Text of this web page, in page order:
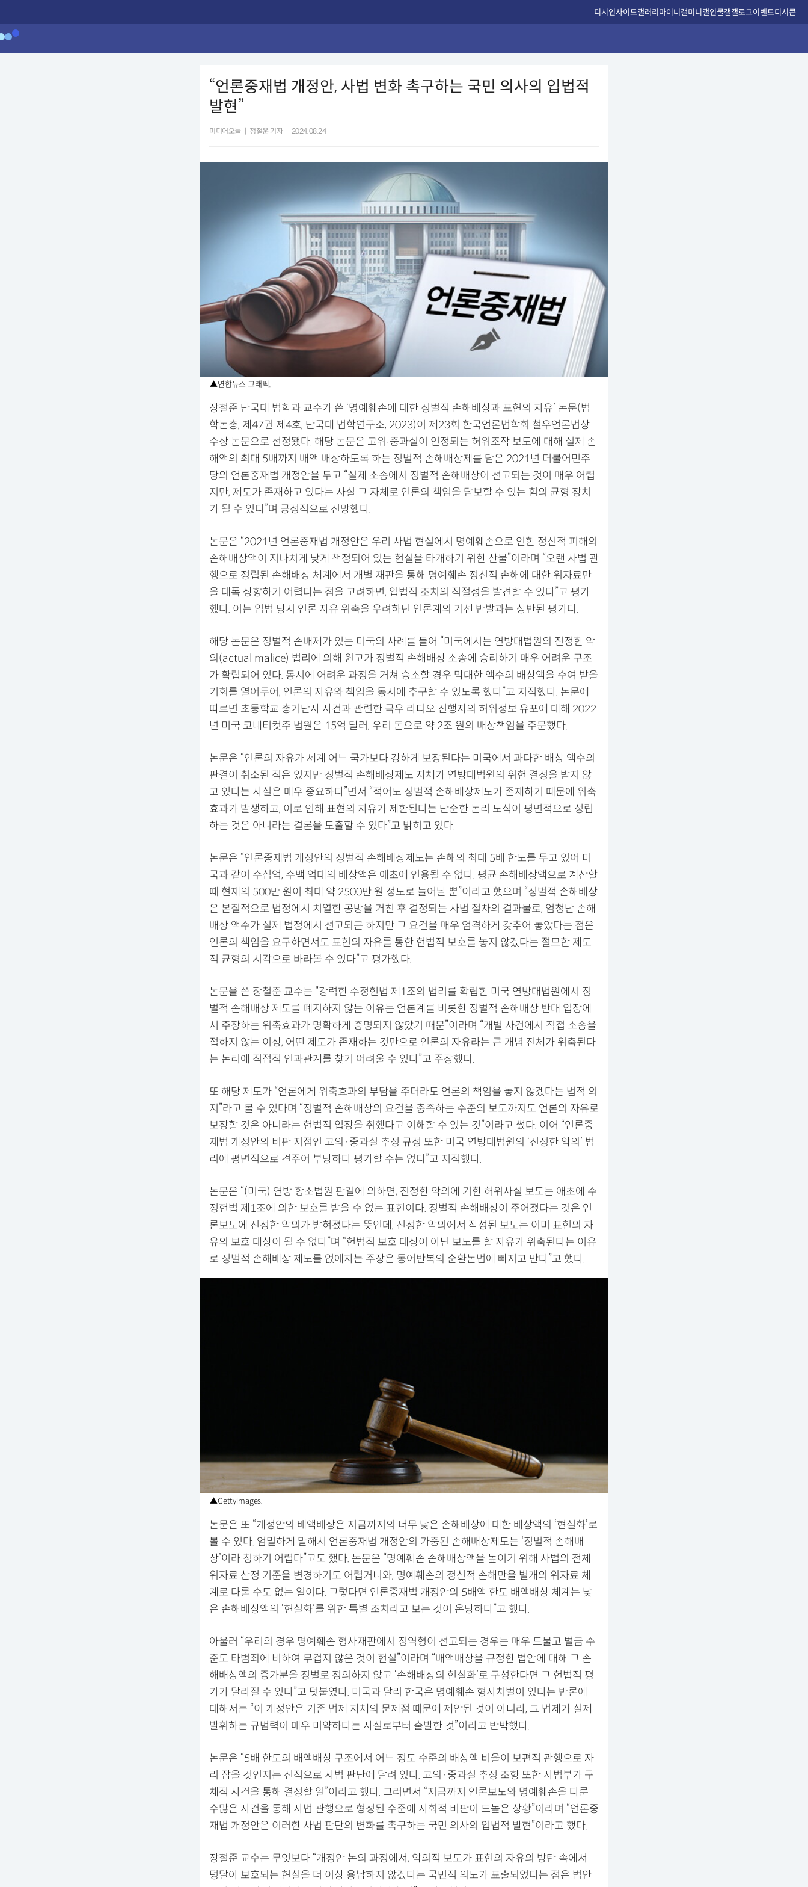
디시인사이드갤러리마이너갤미니갤인물갤갤로그이벤트디시콘
“언론중재법 개정안, 사법 변화 촉구하는 국민 의사의 입법적
발현”
미디어오늘 정철운 기자 2024.08.24
▲연합뉴스 그래픽.
장철준 단국대 법학과 교수가 쓴 ‘명예훼손에 대한 징벌적 손해배상과 표현의 자유’ 논문(법
학논총, 제47권 제4호, 단국대 법학연구소, 2023)이 제23회 한국언론법학회 철우언론법상
수상 논문으로 선정됐다. 해당 논문은 고위‧중과실이 인정되는 허위조작 보도에 대해 실제 손
해액의 최대 5배까지 배액 배상하도록 하는 징벌적 손해배상제를 담은 2021년 더불어민주
당의 언론중재법 개정안을 두고 “실제 소송에서 징벌적 손해배상이 선고되는 것이 매우 어렵
지만, 제도가 존재하고 있다는 사실 그 자체로 언론의 책임을 담보할 수 있는 힘의 균형 장치
가 될 수 있다”며 긍정적으로 전망했다.
논문은 “2021년 언론중재법 개정안은 우리 사법 현실에서 명예훼손으로 인한 정신적 피해의
손해배상액이 지나치게 낮게 책정되어 있는 현실을 타개하기 위한 산물”이라며 “오랜 사법 관
행으로 정립된 손해배상 체계에서 개별 재판을 통해 명예훼손 정신적 손해에 대한 위자료만
을 대폭 상향하기 어렵다는 점을 고려하면, 입법적 조치의 적절성을 발견할 수 있다”고 평가
했다. 이는 입법 당시 언론 자유 위축을 우려하던 언론계의 거센 반발과는 상반된 평가다.
해당 논문은 징벌적 손배제가 있는 미국의 사례를 들어 “미국에서는 연방대법원의 진정한 악
의(actual malice) 법리에 의해 원고가 징벌적 손해배상 소송에 승리하기 매우 어려운 구조
가 확립되어 있다. 동시에 어려운 과정을 거쳐 승소할 경우 막대한 액수의 배상액을 수여 받을
기회를 열어두어, 언론의 자유와 책임을 동시에 추구할 수 있도록 했다”고 지적했다. 논문에
따르면 초등학교 총기난사 사건과 관련한 극우 라디오 진행자의 허위정보 유포에 대해 2022
년 미국 코네티컷주 법원은 15억 달러, 우리 돈으로 약 2조 원의 배상책임을 주문했다.
논문은 “언론의 자유가 세계 어느 국가보다 강하게 보장된다는 미국에서 과다한 배상 액수의
판결이 취소된 적은 있지만 징벌적 손해배상제도 자체가 연방대법원의 위헌 결정을 받지 않
고 있다는 사실은 매우 중요하다”면서 “적어도 징벌적 손해배상제도가 존재하기 때문에 위축
효과가 발생하고, 이로 인해 표현의 자유가 제한된다는 단순한 논리 도식이 평면적으로 성립
하는 것은 아니라는 결론을 도출할 수 있다”고 밝히고 있다.
논문은 “언론중재법 개정안의 징벌적 손해배상제도는 손해의 최대 5배 한도를 두고 있어 미
국과 같이 수십억, 수백 억대의 배상액은 애초에 인용될 수 없다. 평균 손해배상액으로 계산할
때 현재의 500만 원이 최대 약 2500만 원 정도로 늘어날 뿐”이라고 했으며 “징벌적 손해배상
은 본질적으로 법정에서 치열한 공방을 거친 후 결정되는 사법 절차의 결과물로, 엄청난 손해
배상 액수가 실제 법정에서 선고되곤 하지만 그 요건을 매우 엄격하게 갖추어 놓았다는 점은
언론의 책임을 요구하면서도 표현의 자유를 통한 헌법적 보호를 놓지 않겠다는 절묘한 제도
적 균형의 시각으로 바라볼 수 있다”고 평가했다.
논문을 쓴 장철준 교수는 “강력한 수정헌법 제1조의 법리를 확립한 미국 연방대법원에서 징
벌적 손해배상 제도를 폐지하지 않는 이유는 언론계를 비롯한 징벌적 손해배상 반대 입장에
서 주장하는 위축효과가 명확하게 증명되지 않았기 때문”이라며 “개별 사건에서 직접 소송을
접하지 않는 이상, 어떤 제도가 존재하는 것만으로 언론의 자유라는 큰 개념 전체가 위축된다
는 논리에 직접적 인과관계를 찾기 어려울 수 있다”고 주장했다.
또 해당 제도가 “언론에게 위축효과의 부담을 주더라도 언론의 책임을 놓지 않겠다는 법적 의
지”라고 볼 수 있다며 “징벌적 손해배상의 요건을 충족하는 수준의 보도까지도 언론의 자유로
보장할 것은 아니라는 헌법적 입장을 취했다고 이해할 수 있는 것”이라고 썼다. 이어 “언론중
재법 개정안의 비판 지점인 고의·중과실 추정 규정 또한 미국 연방대법원의 ‘진정한 악의’ 법
리에 평면적으로 견주어 부당하다 평가할 수는 없다”고 지적했다.
논문은 “(미국) 연방 항소법원 판결에 의하면, 진정한 악의에 기한 허위사실 보도는 애초에 수
정헌법 제1조에 의한 보호를 받을 수 없는 표현이다. 징벌적 손해배상이 주어졌다는 것은 언
론보도에 진정한 악의가 밝혀졌다는 뜻인데, 진정한 악의에서 작성된 보도는 이미 표현의 자
유의 보호 대상이 될 수 없다”며 “헌법적 보호 대상이 아닌 보도를 할 자유가 위축된다는 이유
로 징벌적 손해배상 제도를 없애자는 주장은 동어반복의 순환논법에 빠지고 만다”고 했다.
▲Gettyimages.
논문은 또 “개정안의 배액배상은 지금까지의 너무 낮은 손해배상에 대한 배상액의 ‘현실화’로
볼 수 있다. 엄밀하게 말해서 언론중재법 개정안의 가중된 손해배상제도는 ‘징벌적 손해배
상’이라 칭하기 어렵다”고도 했다. 논문은 “명예훼손 손해배상액을 높이기 위해 사법의 전체
위자료 산정 기준을 변경하기도 어렵거니와, 명예훼손의 정신적 손해만을 별개의 위자료 체
계로 다룰 수도 없는 일이다. 그렇다면 언론중재법 개정안의 5배액 한도 배액배상 체계는 낮
은 손해배상액의 ‘현실화’를 위한 특별 조치라고 보는 것이 온당하다”고 했다.
아울러 “우리의 경우 명예훼손 형사재판에서 징역형이 선고되는 경우는 매우 드물고 벌금 수
준도 타범죄에 비하여 무겁지 않은 것이 현실”이라며 “배액배상을 규정한 법안에 대해 그 손
해배상액의 증가분을 징벌로 정의하지 않고 ‘손해배상의 현실화’로 구성한다면 그 헌법적 평
가가 달라질 수 있다”고 덧붙였다. 미국과 달리 한국은 명예훼손 형사처벌이 있다는 반론에
대해서는 “이 개정안은 기존 법제 자체의 문제점 때문에 제안된 것이 아니라, 그 법제가 실제
발휘하는 규범력이 매우 미약하다는 사실로부터 출발한 것”이라고 반박했다.
논문은 “5배 한도의 배액배상 구조에서 어느 정도 수준의 배상액 비율이 보편적 관행으로 자
리 잡을 것인지는 전적으로 사법 판단에 달려 있다. 고의·중과실 추정 조항 또한 사법부가 구
체적 사건을 통해 결정할 일”이라고 했다. 그러면서 “지금까지 언론보도와 명예훼손을 다룬
수많은 사건을 통해 사법 관행으로 형성된 수준에 사회적 비판이 드높은 상황”이라며 “언론중
재법 개정안은 이러한 사법 판단의 변화를 촉구하는 국민 의사의 입법적 발현”이라고 했다.
장철준 교수는 무엇보다 “개정안 논의 과정에서, 악의적 보도가 표현의 자유의 방탄 속에서
덩달아 보호되는 현실을 더 이상 용납하지 않겠다는 국민적 의도가 표출되었다는 점은 법안